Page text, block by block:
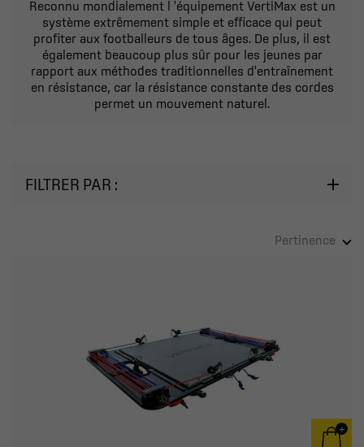
Reconnu mondialement l 'équipement VertiMax est un
système extrêmement simple et efficace qui peut
profiter aux footballeurs de tous âges. De plus, il est
également beaucoup plus sûr pour les jeunes par
rapport aux méthodes traditionnelles d'entraînement
en résistance, car la résistance constante des cordes
permet un mouvement naturel.
FILTRER PAR :
Pertinence